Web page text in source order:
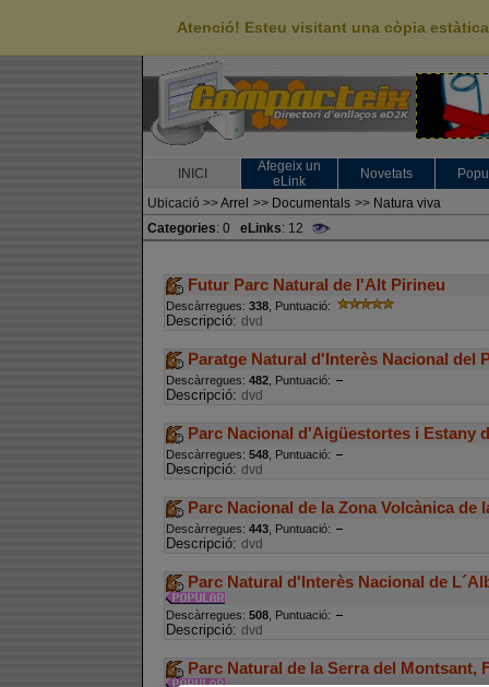
Atenció! Esteu visitant una còpia
INICI
Afegeix un
eLink
Novetats
Ubicació >>Arrel >> Documentals >> Natura viva
Categories: 0 eLinks: 12
Futur Parc Natural de l'Alt Pirineu
Descàrregues: 338, Puntuació:
Descripció: dvd
Paratge Natural d'Interès Nacional del
Descàrregues: 482, Puntuació:
Descripció: dvd
Parc Nacional d'Aigüestortes i Estany
Descàrregues: 548, Puntuació:
Descripció: dvd
Parc Nacional de la Zona Volcànica de
Descàrregues: 443, Puntuació:
Descripció: dvd
Parc Natural d'Interès Nacional de
Descàrregues: 508, Puntuació:
Descripció: dvd
Parc Natural de la Serra del Montsant,